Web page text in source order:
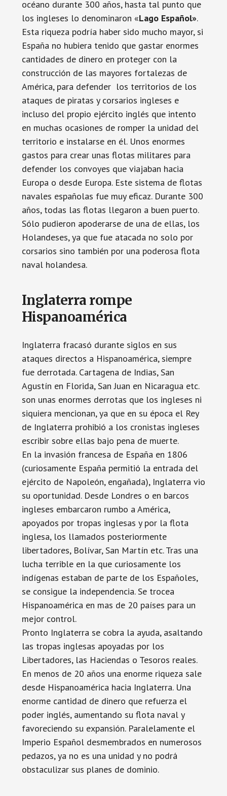
océano durante 300 años, hasta tal punto que
los ingleses lo denominaron «Lago Español».
Esta riqueza podría haber sido mucho mayor, si
España no hubiera tenido que gastar enormes
cantidades de dinero en proteger con la
construcción de las mayores fortalezas de
América, para defender los territorios de los
ataques de piratas y corsarios ingleses e
incluso del propio ejército inglés que intento
en muchas ocasiones de romper la unidad del
territorio e instalarse en él. Unos enormes
gastos para crear unas flotas militares para
defender los convoyes que viajaban hacia
Europa o desde Europa. Este sistema de flotas
navales españolas fue muy eficaz. Durante 300
años, todas las flotas llegaron a buen puerto.
Sólo pudieron apoderarse de una de ellas, los
Holandeses, ya que fue atacada no solo por
corsarios sino también por una poderosa flota
naval holandesa.
Inglaterra rompe
Hispanoamérica
Inglaterra fracasó durante siglos en sus
ataques directos a Hispanoamérica, siempre
fue derrotada. Cartagena de Indias, San
Agustín en Florida, San Juan en Nicaragua etc.
son unas enormes derrotas que los ingleses ni
siquiera mencionan, ya que en su época el Rey
de Inglaterra prohibió a los cronistas ingleses
escribir sobre ellas bajo pena de muerte.
En la invasión francesa de España en 1806
(curiosamente España permitió la entrada del
ejército de Napoleón, engañada), Inglaterra vio
su oportunidad. Desde Londres o en barcos
ingleses embarcaron rumbo a América,
apoyados por tropas inglesas y por la flota
inglesa, los llamados posteriormente
libertadores, Bolívar, San Martín etc. Tras una
lucha terrible en la que curiosamente los
indígenas estaban de parte de los Españoles,
se consigue la independencia. Se trocea
Hispanoamérica en mas de 20 países para un
mejor control.
Pronto Inglaterra se cobra la ayuda, asaltando
las tropas inglesas apoyadas por los
Libertadores, las Haciendas o Tesoros reales.
En menos de 20 años una enorme riqueza sale
desde Hispanoamérica hacia Inglaterra. Una
enorme cantidad de dinero que refuerza el
poder inglés, aumentando su flota naval y
favoreciendo su expansión. Paralelamente el
Imperio Español desmembrados en numerosos
pedazos, ya no es una unidad y no podrá
obstaculizar sus planes de dominio.